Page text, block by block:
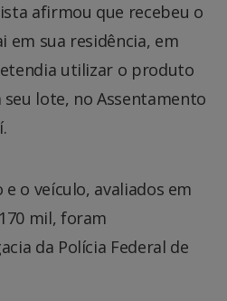
afirmou que recebeu o
em sua residência, em
utilizar o produto
lote, no Assentamento
o veículo, avaliados em
mil, foram
da Polícia Federal de